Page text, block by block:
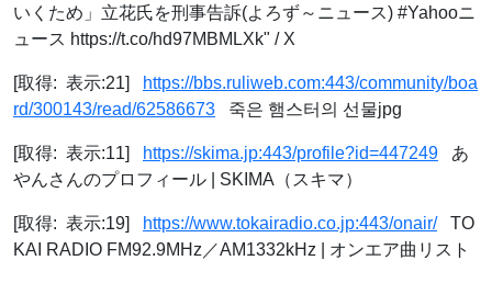
いくため」立花氏を刑事告訴(よろず～ニュース) #Yahooニ
ュース https://t.co/hd97MBMLXk" / X
[取得: 表示:21]
https://bbs.ruliweb.com:443/community/boa
rd/300143/read/62586673 죽은 햄스터의 선물jpg
[取得: 表示:11] https://skima.jp:443/profile?id=447249 あ
やんさんのプロフィール | SKIMA（スキマ）
[取得: 表示:19] https://www.tokairadio.co.jp:443/onair/TO
KAI RADIO FM92.9MHz／AM1332kHz | オンエア曲リスト